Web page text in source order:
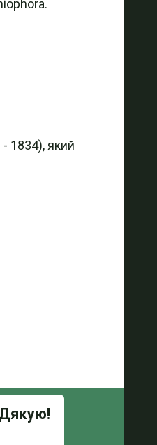
1834), який